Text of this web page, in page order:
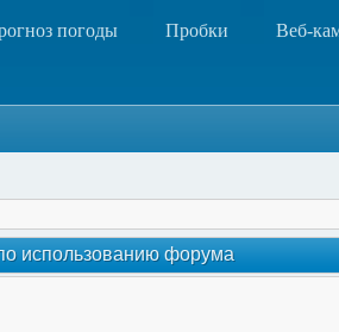
погоды Пробки Веб-
использованию форума